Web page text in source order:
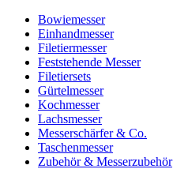
Bowiemesser
Einhandmesser
Filetiermesser
Feststehende Messer
Filetiersets
Gürtelmesser
Kochmesser
Lachsmesser
Messerschärfer & Co.
Taschenmesser
Zubehör & Messerzubehör